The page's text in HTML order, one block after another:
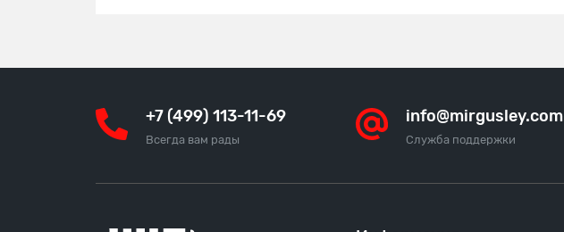
+7 (499) 113-11-69
Всегда вам рады
info@mirgusley.com
Служба поддержки